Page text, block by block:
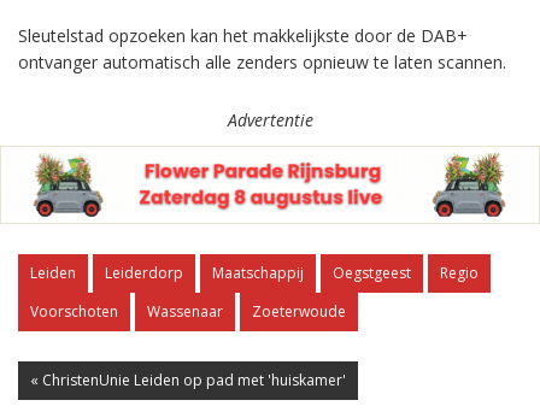
Sleutelstad opzoeken kan het makkelijkste door de DAB+
ontvanger automatisch alle zenders opnieuw te laten scannen.
Advertentie
Leiden Leiderdorp Maatschappij Oegstgeest
Regio
Voorschoten
Wassenaar Zoeterwoude
« ChristenUnie Leiden op pad met 'huiskamer'